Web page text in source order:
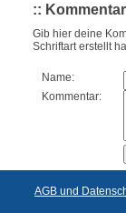
::
Gib hier deine
Schriftart erstellt
Name:
Kommentar:
AGB und